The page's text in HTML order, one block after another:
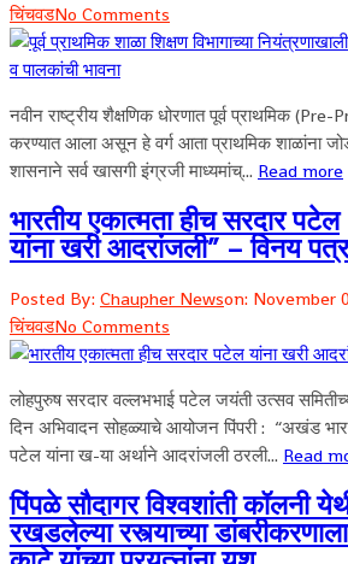
चिंचवडNo Comments
नवीन राष्ट्रीय शैक्षणिक धोरणात पूर्व प्राथमिक (Pre-
करण्यात आला असून हे वर्ग आता प्राथमिक शाळांना
शासनाने सर्व खासगी इंग्रजी माध्यमांच्... Read more
भारतीय एकात्मता हीच सरदार पटेल
यांना खरी आदरांजली” – विनय
Posted By: Chaupher Newson: November
चिंचवडNo Comments
लोहपुरुष सरदार वल्लभभाई पटेल जयंती उत्सव
दिन अभिवादन सोहळ्याचे आयोजन पिंपरी : “अखंड
पटेल यांना ख-या अर्थाने आदरांजली ठरली... Read
पिंपळे सौदागर विश्वशांती कॉलनी
रखडलेल्या रस्त्याच्या